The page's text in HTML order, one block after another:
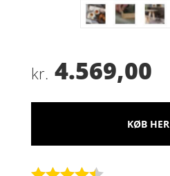
kr. 4.569,00
KØB HER